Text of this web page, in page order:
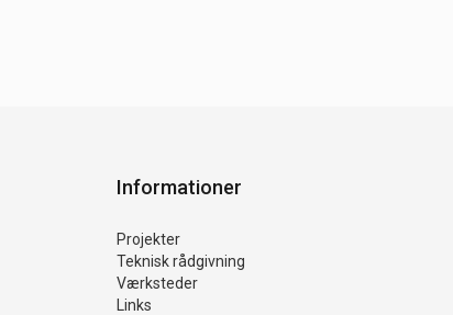
Informationer
Projekter
Teknisk rådgivning
Værksteder
Links